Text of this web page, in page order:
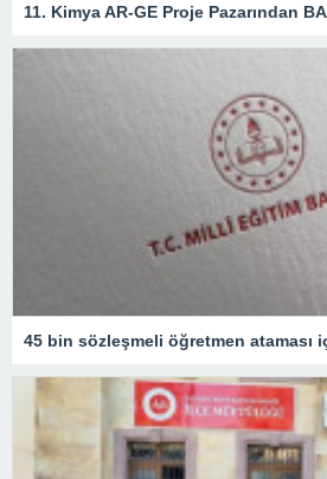
11. Kimya AR-GE Proje Pazarından